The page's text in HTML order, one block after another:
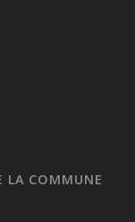
LA COMMUNE